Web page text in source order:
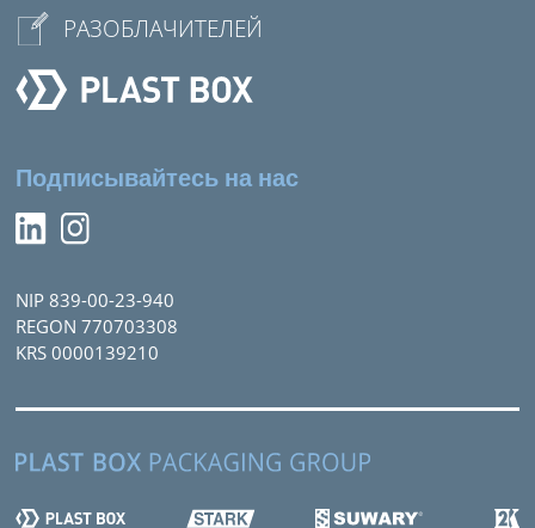
PАЗОБЛАЧИТЕЛЕЙ
Подписывайтесь на нас
NIP 839-00-23-940
REGON 770703308
KRS 0000139210